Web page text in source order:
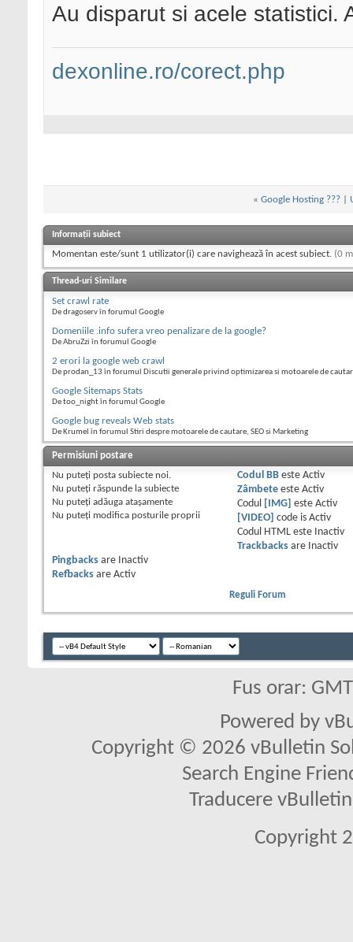
Au disparut si acele statistici.
dexonline.ro/corect.php
« Google Hosting ???|
Informații subiect
Momentan este/sunt 1 utilizator(i) care navighează în acest subiect. (0
Thread-uri Similare
Set crawl rate
De dragoserv în forumul Google
Domeniile .info sufera vreo penalizare de la google?
De AbruZzi în forumul Google
2 erori la google web crawl
De prodan_13 în forumul Discutii generale privind optimizarea si motoarele de
Google Sitemaps Stats
De too_night în forumul Google
Google bug reveals Web stats
De Krumel în forumul Stiri despre motoarele de cautare, SEO si Marketing
Permisiuni postare
Nu puteţi posta subiecte noi.
Nu puteţi răspunde la subiecte
Nu puteţi adăuga ataşamente
Nu puteţi modifica posturile proprii
Codul BBeste Activ
Zâmbeteeste Activ
Codul
[IMG] este Activ
[VIDEO] code is Activ
Codul HTML este
Inactiv
Trackbacksare
Inactiv
Pingbacks are
Inactiv
Refbacks are Activ
Reguli Forum
Fus orar:
Powered by
Copyright © 2026 vBulletin
Search Engine
Traducere
Copyright